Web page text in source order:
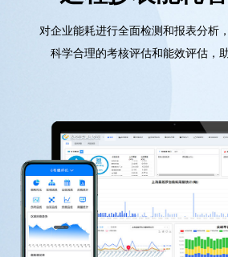
对企业能耗进行全面检测和报表分析
科学合理的考核评估和能效评估，